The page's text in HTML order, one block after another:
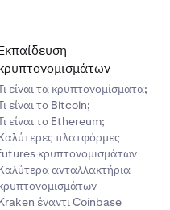
είναι τα κρυπτονομίσματα;
είναι το Bitcoin;
είναι το Ethereum;
πλατφόρμες
κρυπτονομισμάτων
ανταλλακτήρια
έναντι Coinbase